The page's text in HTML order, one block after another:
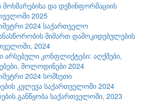
მოხმარებისა და დეზინფორმაციის
2025
2024 საქართველო
მიმართ დამოკიდებულების
2024
არსებული კონფლიქტები: აღქმები,
მოლოდინები 2024
2024 სომხეთი
კვლევა საქართველოში 2024
განწყობა საქართველოში, 2023